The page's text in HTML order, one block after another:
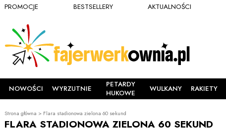
PROMOCJE BESTSELLERY AKTUALNOŚCI
NOWOŚCI WYRZUTNIE
PETARDY
HUKOWE
WULKANY RAKIETY
Strona główna > Flara stadionowa zielona 60 sekund
FLARA STADIONOWA ZIELONA 60 SEKUND